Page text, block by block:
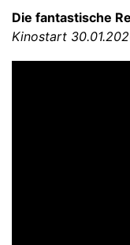
Die fantastische
Kinostart